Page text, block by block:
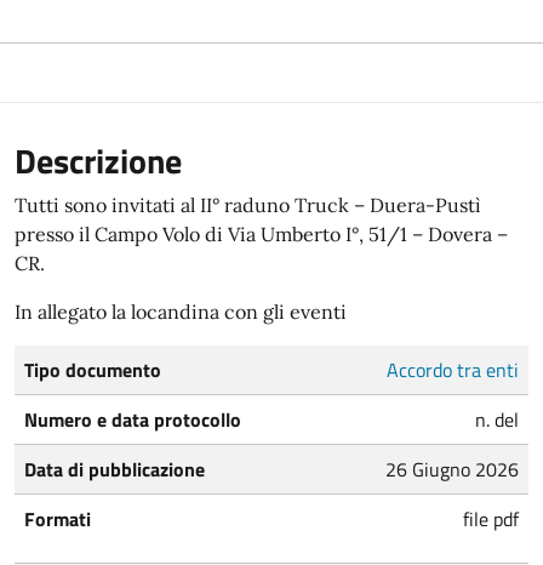
Descrizione
Tutti sono invitati al II° raduno Truck – Duera-Pustì
presso il Campo Volo di Via Umberto I°, 51/1 – Dovera –
CR.
In allegato la locandina con gli eventi
Tipo documento
Accordo tra enti
Numero e data protocollo
n. del
Data di pubblicazione
26 Giugno 2026
Formati
file pdf